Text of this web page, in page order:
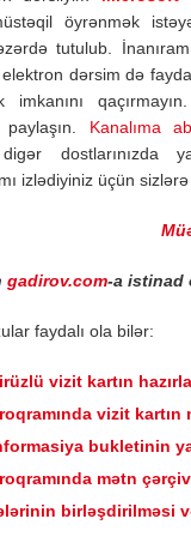
öyrənmək
tutulub.
dərsim də
Kanalıma
dostlarınızda
izlədiyiniz üçün
gadirov.com-a istinad
faydalı ola bilər:
vizit kartın
vizit kartın
bukletinin
mətn
birləşdirilməsi